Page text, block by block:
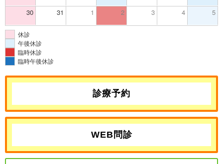
30 31 1 2 3 4 5
休診
午後休診
臨時休診
臨時午後休診
診療予約
WEB問診